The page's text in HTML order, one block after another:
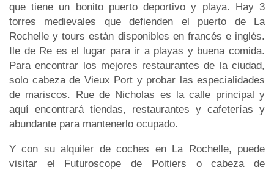
que tiene un bonito puerto deportivo y playa. Hay 3
torres medievales que defienden el puerto de La
Rochelle y tours están disponibles en francés e inglés.
Ile de Re es el lugar para ir a playas y buena comida.
Para encontrar los mejores restaurantes de la ciudad,
solo cabeza de Vieux Port y probar las especialidades
de mariscos. Rue de Nicholas es la calle principal y
aquí encontrará tiendas, restaurantes y cafeterías y
abundante para mantenerlo ocupado.
Y con su alquiler de coches en La Rochelle, puede
visitar el Futuroscope de Poitiers o cabeza de